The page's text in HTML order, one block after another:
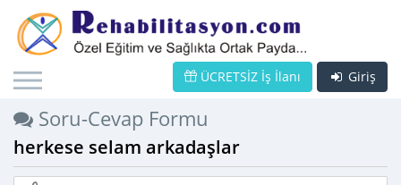
Giriş
ÜCRETSİZ İş İlanı
Soru-Cevap Formu
herkese selam arkadaşlar